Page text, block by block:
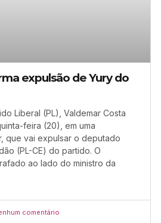
expulsão de Yury do
Liberal (PL), Valdemar Costa
feira (20), em uma
que vai expulsar o deputado
(PL-CE) do partido. O
ao lado do ministro da
comentário